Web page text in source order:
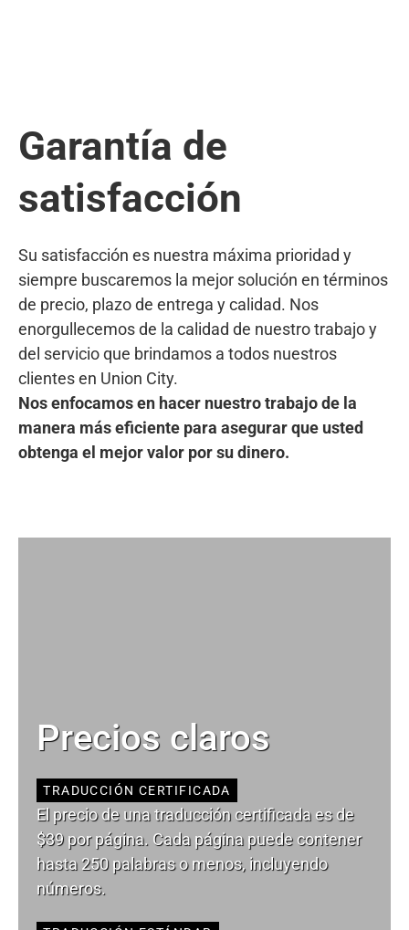
Garantía de
satisfacción
Su satisfacción es nuestra máxima prioridad y
siempre buscaremos la mejor solución en términos
de precio, plazo de entrega y calidad. Nos
enorgullecemos de la calidad de nuestro trabajo y
del servicio que brindamos a todos nuestros
clientes en Union City.
Nos enfocamos en hacer nuestro trabajo de la
manera más eficiente para asegurar que usted
obtenga el mejor valor por su dinero.
Precios claros
TRADUCCIÓN CERTIFICADA
El precio de una traducción certificada es de
$39 por página. Cada página puede contener
hasta 250 palabras o menos, incluyendo
números.